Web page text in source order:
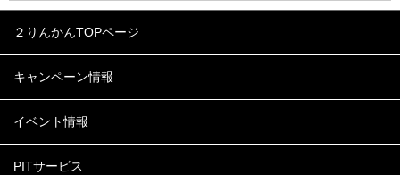
２りんかんTOPページ
キャンペーン情報
イベント情報
PITサービス